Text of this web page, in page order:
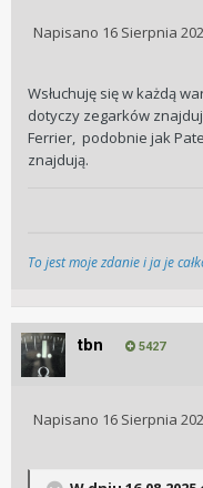
Napisano 16 Sierpnia
Wsłuchuję się w każdą
dotyczy zegarków
Ferrier, podobnie jak
znajdują.
To jest moje zdanie i ja je
tbn 5427
Napisano 16 Sierpnia